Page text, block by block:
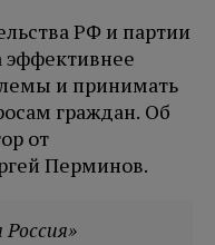
РФ и партии
эффективнее
и принимать
граждан. Об
от
Перминов.